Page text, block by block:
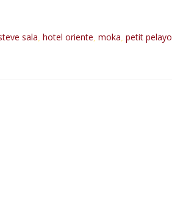
sala hotel oriente moka petit pelayo